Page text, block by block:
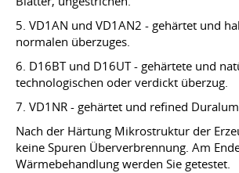
5. VD1AN und VD1AN2 - gehärtet und
normalen überzuges.
6. D16BT und D16UT - gehärtete und
technologischen oder verdickt überzug.
7. VD1NR - gehärtet und refined
Nach der Härtung Mikrostruktur der
keine Spuren Überverbrennung. Am
Wärmebehandlung werden Sie getestet.